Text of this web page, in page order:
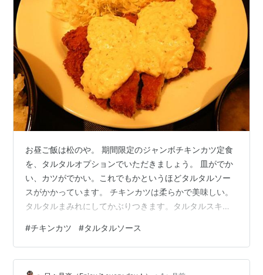
お昼ご飯は松のや。 期間限定のジャンボチキンカツ定食
を、タルタルオプションでいただきましょう。 皿がでか
い、カツがでかい。これでもかというほどタルタルソー
スがかかっています。 チキンカツは柔らかで美味しい。
タルタルまみれにしてかぶりつきます。タルタルスキー
食べたタルタルチキンカツよりも二回りくらいでかいで
す。 かなり満腹になってごちそうさま。夜になってもお
腹すかない。 無料クーポンもゲット。 [松のや 上大岡西
#チキンカツ #タルタルソース